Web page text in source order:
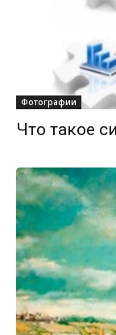
Фотографии
Что такое